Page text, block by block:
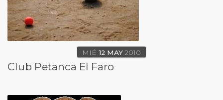
MIÉ 12 MAY2010
Club Petanca El Faro